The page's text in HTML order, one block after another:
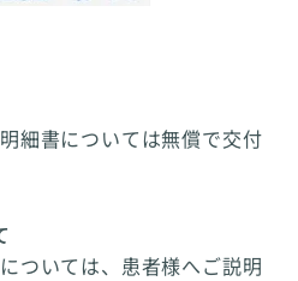
細書については無償で交付
ついては、患者様へご説明